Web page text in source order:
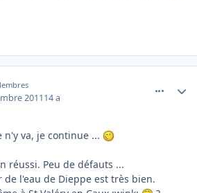
201114 a
va, je continue ...
réussi. Peu de défauts ...
de l'eau de Dieppe est très bien.